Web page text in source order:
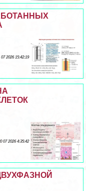
07 2026 15:42:19
07 2026 4:35:42